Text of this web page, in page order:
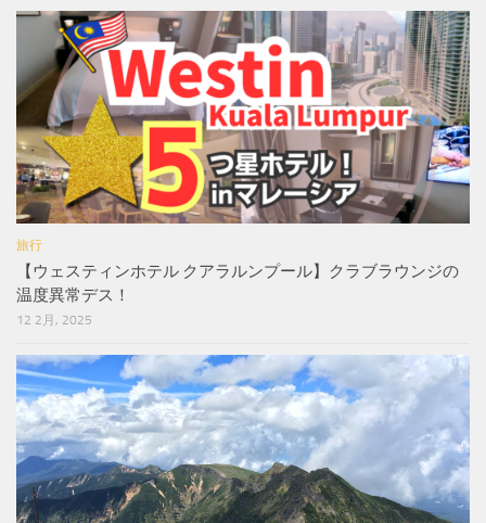
旅行
【ウェスティンホテル クアラルンプール】クラブラウンジの
温度異常デス！
12 2月, 2025